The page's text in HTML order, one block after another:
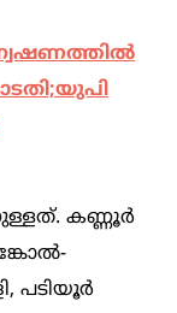
കണ്ണൂര്‍
പടിയൂര്‍